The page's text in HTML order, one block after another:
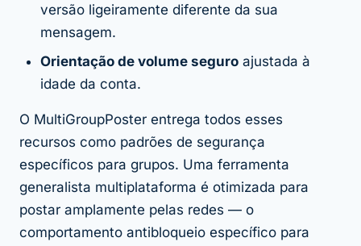
versão ligeiramente diferente da sua
mensagem.
Orientação de volume seguro ajustada à
idade da conta.
O MultiGroupPoster entrega todos esses
recursos como padrões de segurança
específicos para grupos. Uma ferramenta
generalista multiplataforma é otimizada para
postar amplamente pelas redes — o
comportamento antibloqueio específico para